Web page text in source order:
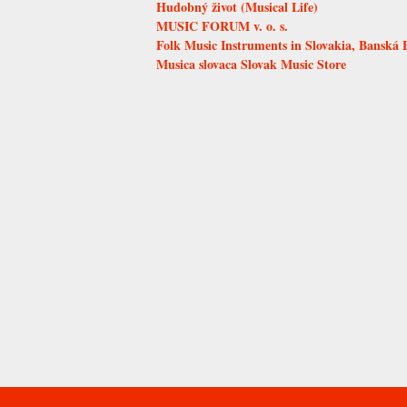
Hudobný život (Musical Life)
MUSIC FORUM v. o. s.
Folk Music Instruments in Slovakia, Banská
Musica slovaca Slovak Music Store